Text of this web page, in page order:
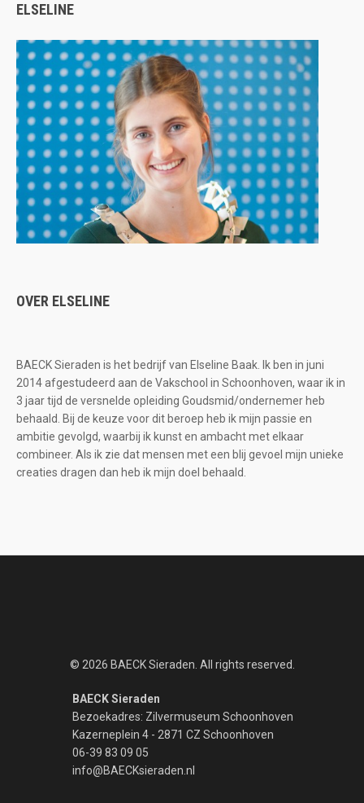
ELSELINE
OVER ELSELINE
BAECK Sieraden is het bedrijf van Elseline Baak. Ik ben in juni
2014 afgestudeerd aan de Vakschool in Schoonhoven, waar ik in
3 jaar tijd de versnelde opleiding Goudsmid/ondernemer heb
behaald. Bij de keuze voor dit beroep heb ik mijn passie en
ambitie gevolgd, waarbij ik kunst en ambacht met elkaar
combineer. Als ik zie dat mensen met een blij gevoel mijn unieke
creaties dragen dan heb ik mijn doel behaald.
© 2026 BAECK Sieraden. All rights reserved.
BAECK Sieraden
Bezoekadres: Zilvermuseum Schoonhoven
Kazerneplein 4 - 2871 CZ Schoonhoven
06-39 83 09 05
info@BAECKsieraden.nl